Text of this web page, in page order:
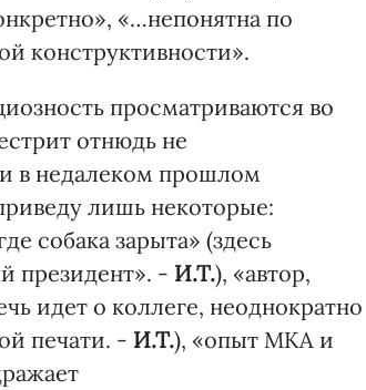
«…непонятна по
конструктивности».
просматриваются во
отнюдь не
в недалеком прошлом
лишь некоторые:
собака зарыта» (здесь
президент». - И.Т.), «автор,
идет о коллеге, неоднократно
печати. - И.Т.), «опыт МКА и